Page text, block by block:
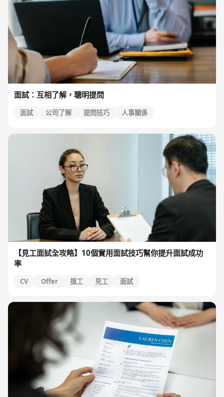
面試：互相了解，聰明提問
面試 公司了解 提問技巧 人事關係
【見工面試全攻略】10個實用面試技巧幫你提升面試成功
率
CV Offer 搵工 見工 面試